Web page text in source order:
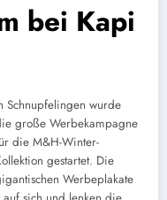
bei Kapi
Schnupfelingen wurde
große Werbekampagne
die M&H-Winter-
gestartet. Die
Werbeplakate